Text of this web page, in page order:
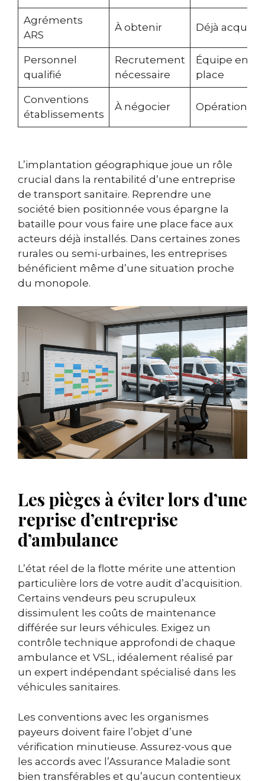
Agréments
ARS
À obtenir Déjà acquis
Personnel
qualifié
Recrutement
nécessaire
Équipe en
place
Conventions
établissements
À négocier
L’implantation géographique joue un rôle
crucial dans la rentabilité d’une entreprise
de transport sanitaire. Reprendre une
société bien positionnée vous épargne la
bataille pour vous faire une place face aux
acteurs déjà installés. Dans certaines zones
rurales ou semi-urbaines, les entreprises
bénéficient même d’une situation proche
du monopole.
Les pièges à éviter lors d’une
reprise d’entreprise
d’ambulance
L’état réel de la flotte mérite une attention
particulière lors de votre audit d’acquisition.
Certains vendeurs peu scrupuleux
dissimulent les coûts de maintenance
différée sur leurs véhicules. Exigez un
contrôle technique approfondi de chaque
ambulance et VSL, idéalement réalisé par
un expert indépendant spécialisé dans les
véhicules sanitaires.
Les conventions avec les organismes
payeurs doivent faire l’objet d’une
vérification minutieuse. Assurez-vous que
les accords avec l’Assurance Maladie sont
bien transférables et qu’aucun contentieux